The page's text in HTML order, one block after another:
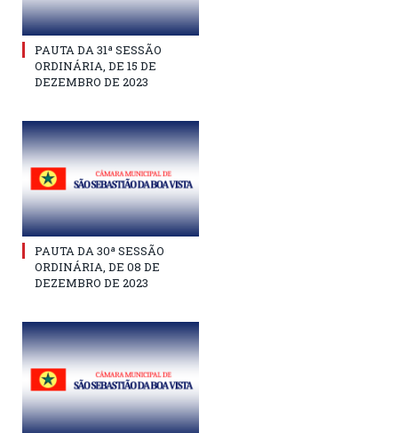
PAUTA DA 31ª SESSÃO
ORDINÁRIA, DE 15 DE
DEZEMBRO DE 2023
PAUTA DA 30ª SESSÃO
ORDINÁRIA, DE 08 DE
DEZEMBRO DE 2023